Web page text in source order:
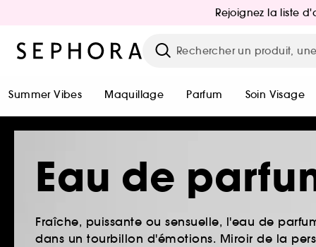
Rejoignez la liste
Summer Vibes Maquillage Parfum Soin Visage
Eau de
Fraîche, puissante ou sensuelle, l'eau de
dans un tourbillon d'émotions. Miroir de la